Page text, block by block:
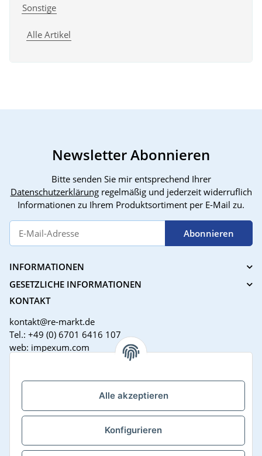
Alle akzeptieren
Konfigurieren
Sonstige
Alle Artikel
Newsletter Abonnieren
Bitte senden Sie mir entsprechend Ihrer
Datenschutzerklärungregelmäßig und jederzeit widerruflich
Informationen zu Ihrem Produktsortiment per E-Mail zu.
Abonnieren
INFORMATIONEN
GESETZLICHE INFORMATIONEN
KONTAKT
kontakt@re-markt.de
Tel.: +49 (0) 6701 6416 107
web: impexum.com
Mo-Fr: 08:00 - 17:00 Uhr